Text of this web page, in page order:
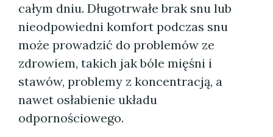
całym dniu. Długotrwałe brak snu lub
nieodpowiedni komfort podczas snu
może prowadzić do problemów ze
zdrowiem, takich jak bóle mięśni i
stawów, problemy z koncentracją, a
nawet osłabienie układu
odpornościowego.